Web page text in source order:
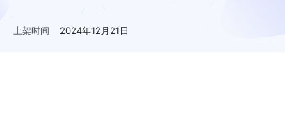
上架时间 2024年12月21日